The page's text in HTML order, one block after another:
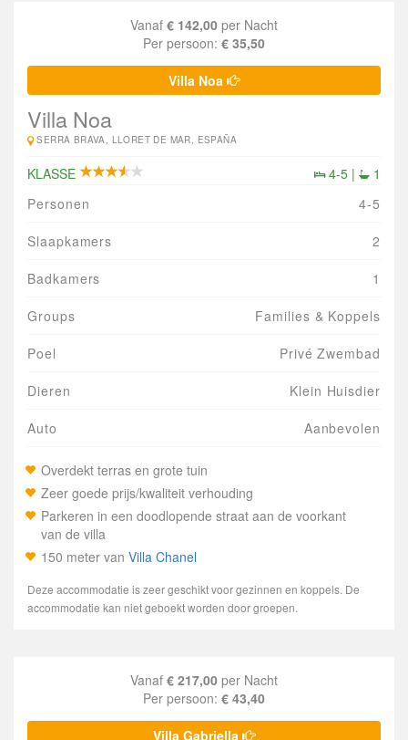
Vanaf € 142,00 per Nacht
Per persoon: € 35,50
Villa Noa
Villa Noa
SERRA BRAVA, LLORET DE MAR, ESPAÑA
KLASSE 4-5 |
1
Personen
4-5
Slaapkamers 2
Badkamers 1
Groups Families & Koppels
Poel Privé Zwembad
Dieren Klein Huisdier
Auto Aanbevolen
Overdekt terras en grote tuin
Zeer goede prijs/kwaliteit verhouding
Parkeren in een doodlopende straat aan de voorkant
van de villa
150 meter van Villa Chanel
Deze accommodatie is zeer geschikt voor gezinnen en koppels. De
accommodatie kan niet geboekt worden door groepen.
Vanaf € 217,00 per Nacht
Per persoon: € 43,40
Villa Gabriella